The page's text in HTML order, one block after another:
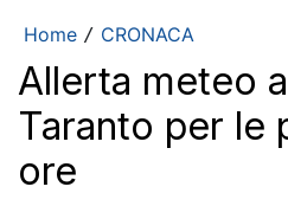
Home / CRONACA
Allerta meteo
Taranto per le
ore